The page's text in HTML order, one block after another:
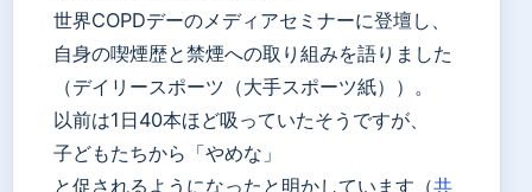
世界COPDデーのメディアセミナーに登壇し、
自身の喫煙歴と禁煙への取り組みを語りました
（デイリースポーツ（大手スポーツ紙））。
以前は1日40本ほど吸っていたそうですが、
子どもたちから「やめな」
と促されるようになったと明かしています（共